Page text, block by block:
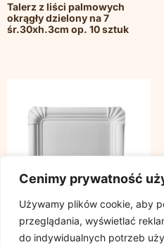
Cenimy prywatność
Używamy plików cookie, aby
przeglądania, wyświetlać
do indywidualnych potrzeb
Talerz z liści palmowych
okrągły dzielony na 7
śr.30xh.3cm op. 10 sztuk